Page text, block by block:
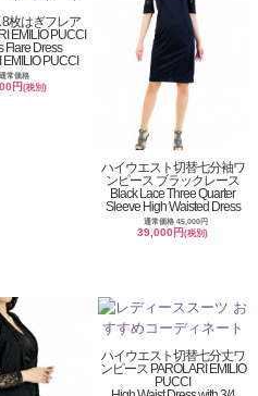
枚はぎフレア
EMILIO PUCCI
Flare Dress
EMILIO PUCCI
通常価格
円(税別)
ハイウエスト切替七分袖ワ
ンピース ブラックレース
Black Lace Three Quarter
Sleeve High Waisted Dress
通常価格 45,000円
39,000円(税別)
ハイウエスト切替七分丈ワ
ンピース PAROLARI EMILIO
PUCCI